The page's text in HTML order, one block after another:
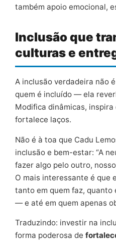
também apoio emocional,
Inclusão que
culturas e
A inclusão verdadeira não
quem é incluído — ela
Modifica dinâmicas,
fortalece laços.
Não é à toa que Cadu
inclusão e bem-estar: “A
fazer algo pelo outro,
O mais interessante é que
tanto em quem faz, quanto
— e até em quem apenas
Traduzindo: investir na
forma poderosa de